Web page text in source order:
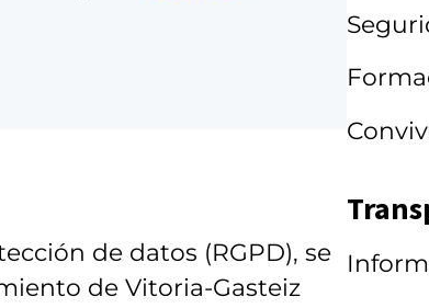
de datos (RGPD), se
de Vitoria-Gasteiz